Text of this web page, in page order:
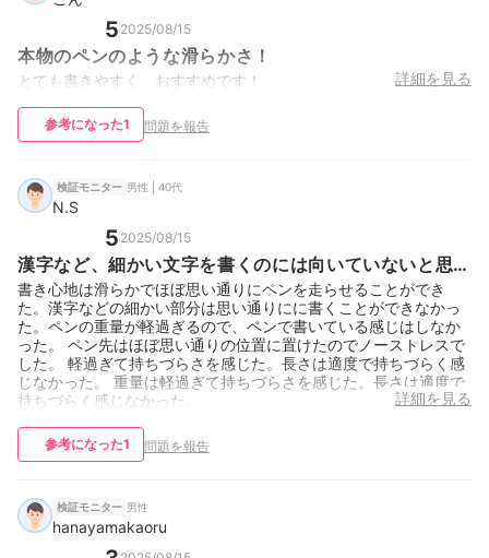
5 2025/08/15
本物のペンのような滑らかさ！
とても書きやすく、おすすめです！ 詳細を見る
参考になった1 問題を報告
検証モニター 男性 | 40代
N.S
5 2025/08/15
漢字など、細かい文字を書くのには向いていないと思い
ます。
書き心地は滑らかでほぼ思い通りにペンを走らせることができ
た。漢字などの細かい部分は思い通りにに書くことができなかっ
た。ペンの重量が軽過ぎるので、ペンで書いている感じはしなか
った。 ペン先はほぼ思い通りの位置に置けたのでノーストレスで
した。 軽過ぎて持ちづらさを感じた。長さは適度で持ちづらく感
じなかった。 重量は軽過ぎて持ちづらさを感じた。長さは適度で
持ちづらく感じなかった。
詳細を見る
参考になった1 問題を報告
検証モニター 男性
hanayamakaoru